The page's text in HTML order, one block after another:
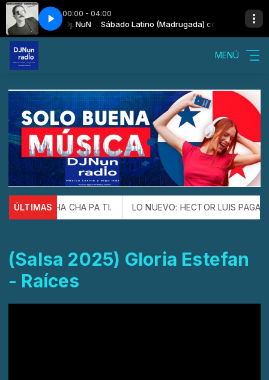
00:00 - 04:00
con Dj. NuN Sábado Latino (Madrugada) con Dj. NuN
Varon Willie Colón - El Gran Varon
MENÚ
ÚLTIMAS
ESTE CHA CHA PA TI. LO NUEVO: HECTOR LUIS PAGAN
(Salsa 2025) Gloria Estefan
- Raíces